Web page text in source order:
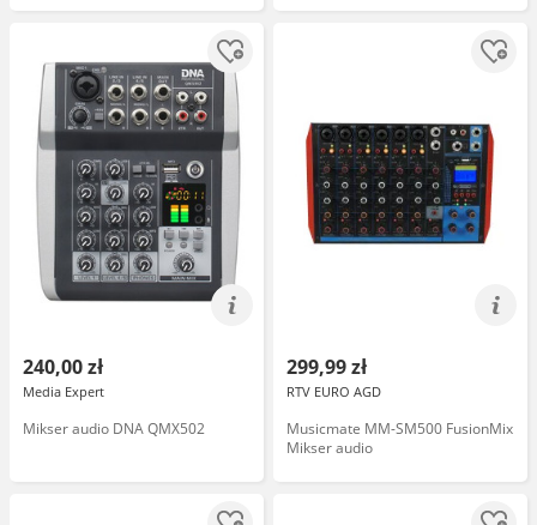
240,00 zł
Media Expert
Mikser audio DNA QMX502
299,99 zł
RTV EURO AGD
Musicmate MM-SM500 FusionMix
Mikser audio